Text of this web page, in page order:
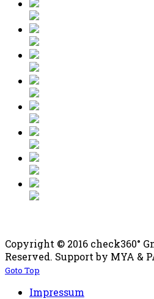
Copyright © 2016 check360°
Reserved. Support by MYA &
Goto Top
Impressum